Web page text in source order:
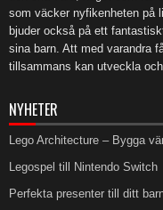
som väcker nyfikenheten på
bjuder också på ett
sina barn. Att med varandra
tillsammans kan utveckla
NYHETER
Lego Architecture – Bygga
Legospel till Nintendo Switch
Perfekta presenter till ditt